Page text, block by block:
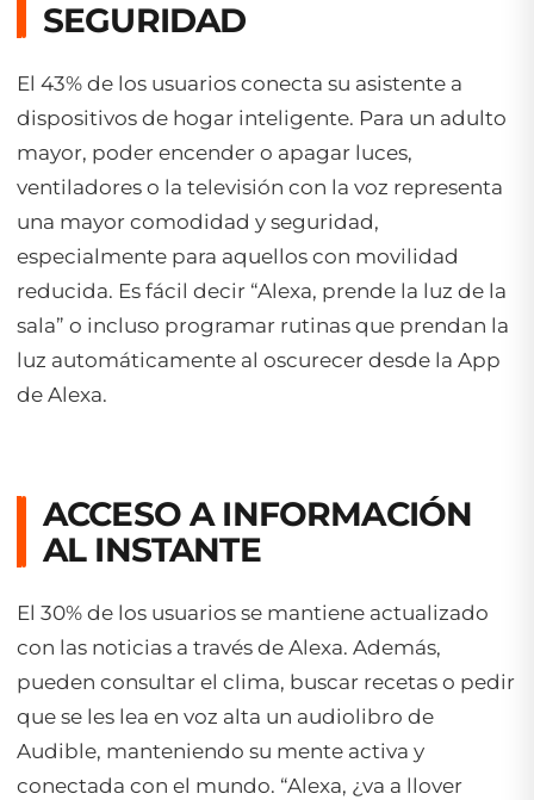
SEGURIDAD
El 43% de los usuarios conecta su asistente a
dispositivos de hogar inteligente. Para un adulto
mayor, poder encender o apagar luces,
ventiladores o la televisión con la voz representa
una mayor comodidad y seguridad,
especialmente para aquellos con movilidad
reducida. Es fácil decir “Alexa, prende la luz de la
sala” o incluso programar rutinas que prendan la
luz automáticamente al oscurecer desde la App
de Alexa.
ACCESO A INFORMACIÓN
AL INSTANTE
El 30% de los usuarios se mantiene actualizado
con las noticias a través de Alexa. Además,
pueden consultar el clima, buscar recetas o pedir
que se les lea en voz alta un audiolibro de
Audible, manteniendo su mente activa y
conectada con el mundo. “Alexa, ¿va a llover